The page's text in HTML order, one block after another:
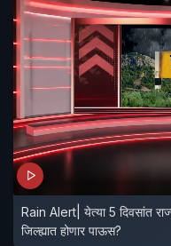
Rain Alert| येत्या 5 दिवसांत
जिल्ह्यात होणार पाऊस?